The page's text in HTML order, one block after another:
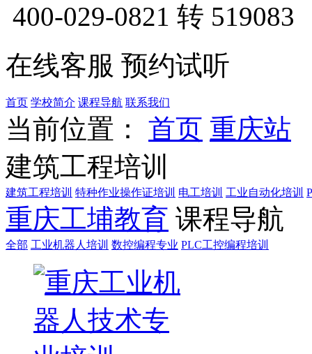
400-029-0821 转 519083
在线客服 预约试听
首页 学校简介 课程导航 联系我们
当前位置： 首页 重庆站
建筑工程培训
建筑工程培训 特种作业操作证培训 电工培训 工业自动化培训
重庆工埔教育 课程导航
全部 工业机器人培训 数控编程专业 PLC工控编程培训